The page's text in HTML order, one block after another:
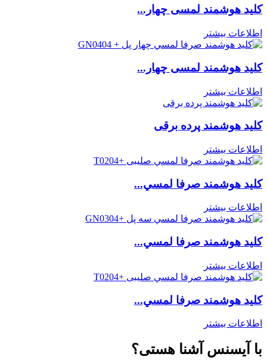
کلید هوشمند لمسی چهار...
اطلاعات بیشتر
کلید هوشمند لمسی چهار...
اطلاعات بیشتر
کلید هوشمند پرده برقی
اطلاعات بیشتر
كليد هوشمند صرفا لمسي...
اطلاعات بیشتر
كليد هوشمند صرفا لمسي...
اطلاعات بیشتر
كليد هوشمند صرفا لمسي...
اطلاعات بیشتر
با آیسنس آشنا هستی؟